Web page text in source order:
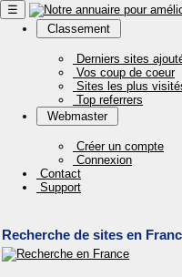
☰
Classement
Derniers sites
Vos coup de coeur
Sites les plus
Top referrers
Webmaster
Créer un compte
Connexion
Contact
Support
Recherche de sites en